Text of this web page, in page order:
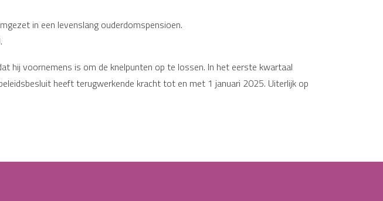
in een levenslang ouderdomspensioen.
hij voornemens is om de knelpunten op te lossen. In het eerste kwartaal
heeft terugwerkende kracht tot en met 1 januari 2025. Uiterlijk op